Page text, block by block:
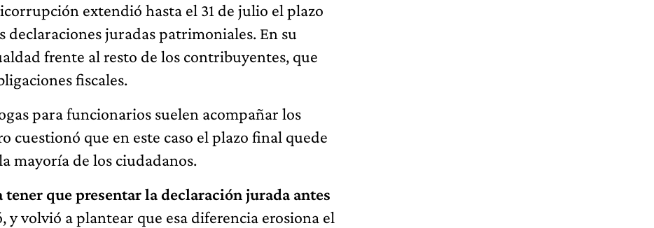
extendió hasta el 31 de julio el plazo
juradas patrimoniales. En su
frente al resto de los contribuyentes, que
fiscales.
para funcionarios suelen acompañar los
cuestionó que en este caso el plazo final quede
mayoría de los ciudadanos.
tener que presentar la declaración jurada antes
y volvió a plantear que esa diferencia erosiona el